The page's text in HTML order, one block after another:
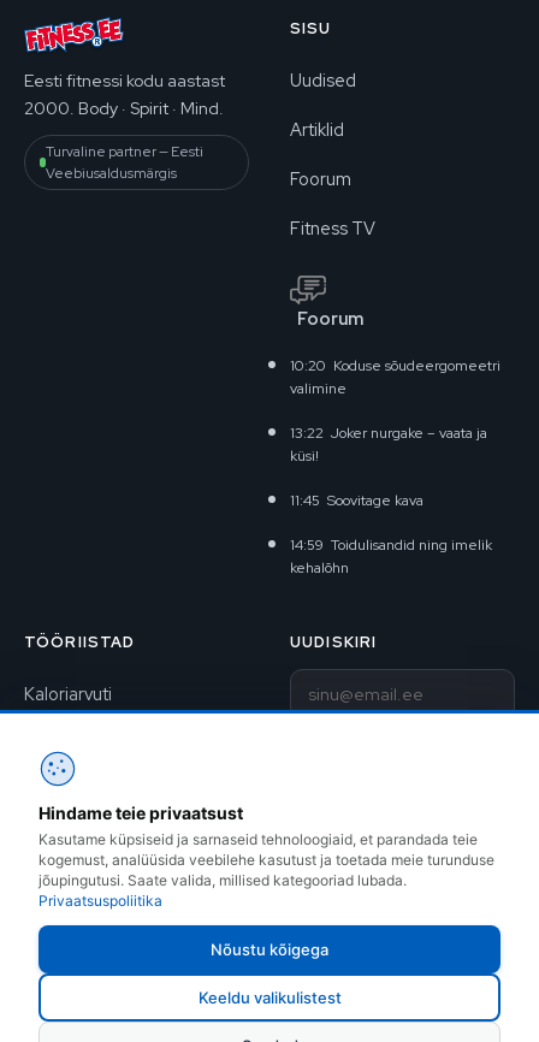
Eesti fitnessi kodu aastast
2000. Body · Spirit · Mind.
Turvaline partner — Eesti
Veebiusaldusmärgis
SISU
Uudised
Artiklid
Foorum
Fitness TV
Foorum
10:20 Koduse sõudeergomeetri
valimine
13:22 Joker nurgake – vaata ja
küsi!
11:45 Soovitage kava
14:59 Toidulisandid ning imelik
kehalõhn
TÖÖRIISTAD
Kaloriarvuti
1RM kalkulaator
Treeningkavad
UUDISKIRI
E-post
Instagram
ROBOCOP OÜ © 1999–2026 · Sõle 14, Tallinn · +372 505 7809 ·
Hindame teie privaatsust
Kasutame küpsiseid ja sarnaseid tehnoloogiaid, et parandada teie
kogemust, analüüsida veebilehe kasutust ja toetada meie turunduse
jõupingutusi. Saate valida, millised kategooriad lubada.
Privaatsuspoliitika
Nõustu kõigega
Keeldu valikulistest